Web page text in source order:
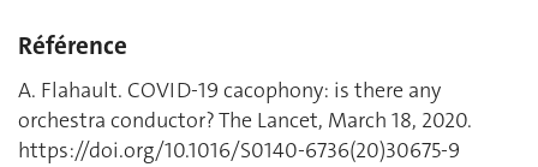
Référence
A. Flahault. COVID-19 cacophony: is there any
orchestra conductor? The Lancet, March 18, 2020.
https://doi.org/10.1016/S0140-6736(20)30675-9